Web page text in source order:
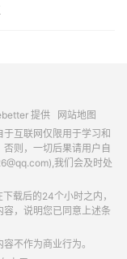
提供 网站地图
互联网仅限用于学习和
则，一切后果请用户自
我们会及时处
载后的24个小时之内，
，说明您已同意上述条
不作为商业行为。